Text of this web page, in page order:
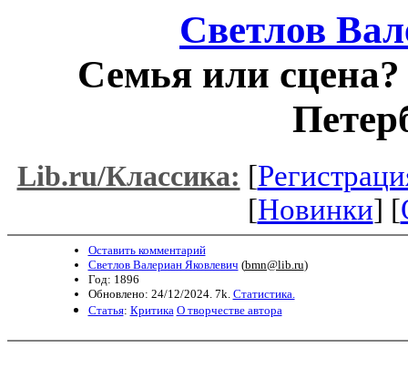
Светлов
Семья или
Lib.ru/Классика: [
[Новинки] [
Оставить комментарий
Светлов Валериан Яковлевич (bmn@lib.ru)
Год: 1896
Обновлено: 24/12/2024. 7k. Статистика.
Статья: Критика О творчестве автора